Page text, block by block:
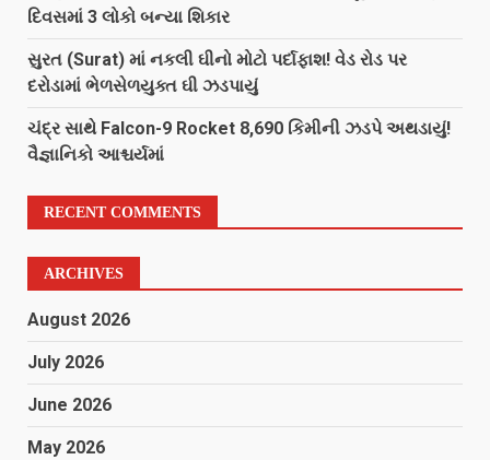
દિવસમાં 3 લોકો બન્યા શિકાર
સુરત (Surat) માં નકલી ઘીનો મોટો પર્દાફાશ! વેડ રોડ પર
દરોડામાં ભેળસેળયુક્ત ઘી ઝડપાયું
ચંદ્ર સાથે Falcon-9 Rocket 8,690 કિમીની ઝડપે અથડાયું!
વૈજ્ઞાનિકો આશ્ચર્યમાં
RECENT COMMENTS
ARCHIVES
August 2026
July 2026
June 2026
May 2026